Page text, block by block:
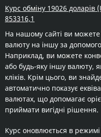
Курс обміну 19026 доларів
853316,1
На нашому сайті ви
валюту на іншу за
Наприклад, ви можете
або будь-яку іншу валюту,
кліків. Крім цього, ви
автоматично показує
валютах, що допомагає
приймати вигідні рішення.
Курс оновлюється в